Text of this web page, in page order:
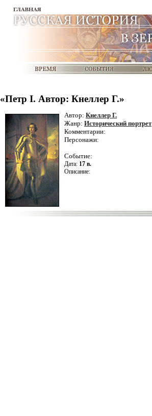
«Петр I. Автор: Кнеллер Г.»
Автор: Кнеллер Г.
Жанр: Исторический портрет
Комментарии:
Персонажи:
Событие:
Дата: 17 в.
Описание: